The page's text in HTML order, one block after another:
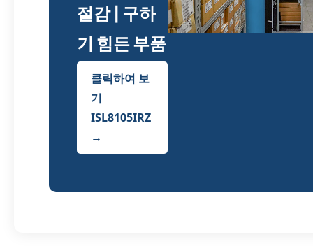
절감 | 구하
기 힘든 부품
클릭하여 보
기
ISL8105IRZ
→